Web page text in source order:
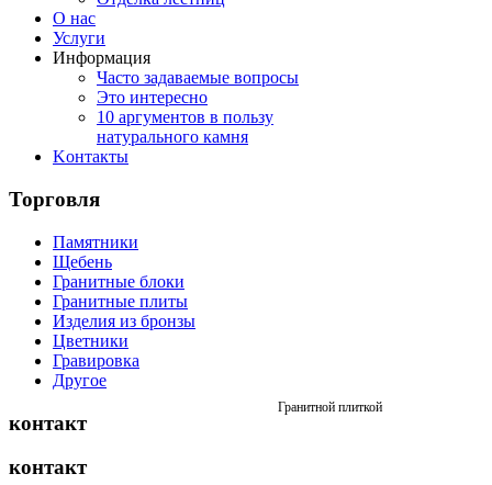
О нас
Услуги
Информация
Часто задаваемые вопросы
Это интересно
10 аргументов в пользу
натурального камня
Koнтакты
Гранитной плиткой
Торговля
Памятники
Щебень
Гранитные блоки
Гранитные плиты
Изделия из бронзы
Цветники
Гравировка
Другое
контакт
контакт